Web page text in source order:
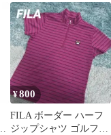
¥800
FILA ボーダー ハーフ
ジップシャツ ゴルフウ